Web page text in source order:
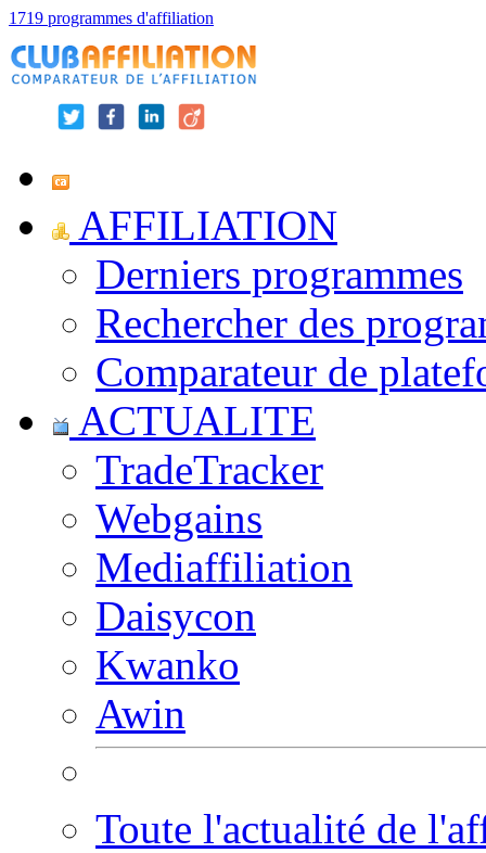
1719 programmes d'affiliation
AFFILIATION
Derniers programmes
Rechercher des
Comparateur de
ACTUALITE
TradeTracker
Webgains
Mediaffiliation
Daisycon
Kwanko
Awin
Toute l'actualité de